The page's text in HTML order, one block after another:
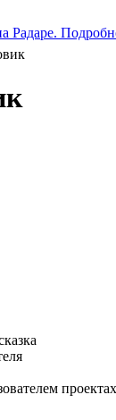
Радаре.
проектах